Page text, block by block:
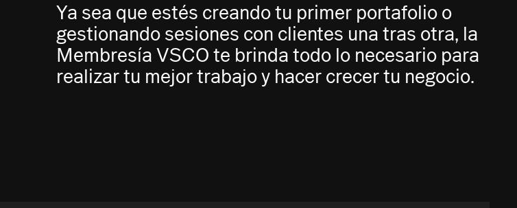
Ya sea que estés creando tu primer portafolio o
gestionando sesiones con clientes una tras otra, la
Membresía VSCO te brinda todo lo necesario para
realizar tu mejor trabajo y hacer crecer tu negocio.